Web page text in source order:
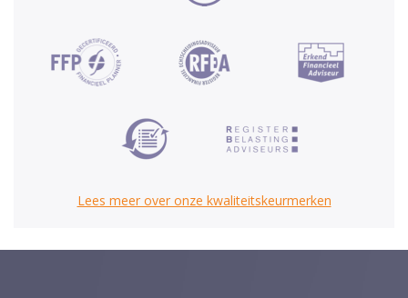
Lees meer over onze kwaliteitskeurmerken